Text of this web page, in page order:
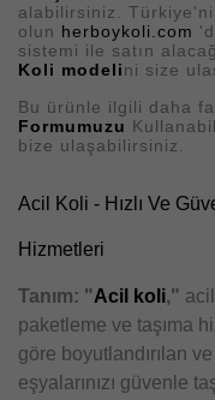
alabilirsiniz.
olun herboykoli.com
sistemi ile satın
Koli modelini size
Bu ürünle ilgili daha
Formumuzu
bize ulaşabilirsiniz.
Acil Koli - Hızlı Ve
Hizmetleri
Tanım: "Acil koli,"
paketleme ve taşıma
göre boyutlandırılan
eşyalarınızı güvenle